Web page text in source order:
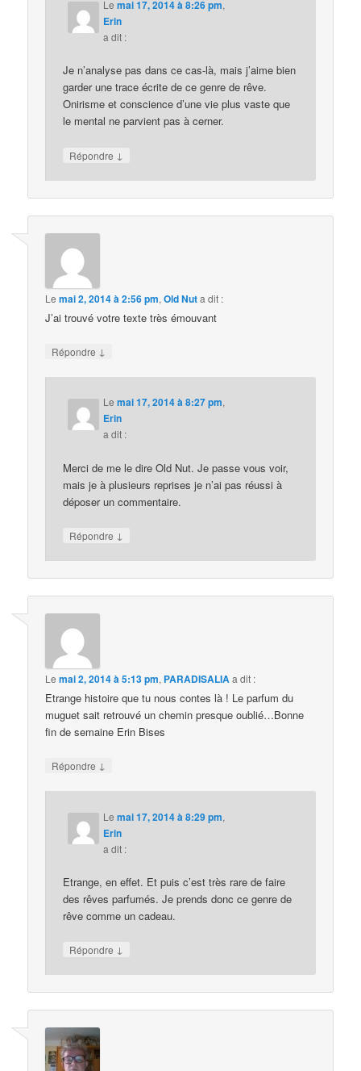
Lemai 17, 2014 à 8:26 pm,
Erin
a dit :
Je n’analyse pas dans ce cas-là, mais j’aime bien
garder une trace écrite de ce genre de rêve.
Onirisme et conscience d’une vie plus vaste que
le mental ne parvient pas à cerner.
Répondre ↓
Lemai 2, 2014 à 2:56 pm,Old Nuta dit :
J’ai trouvé votre texte très émouvant
Répondre ↓
Lemai 17, 2014 à 8:27 pm,
Erin
a dit :
Merci de me le dire Old Nut. Je passe vous voir,
mais je à plusieurs reprises je n’ai pas réussi à
déposer un commentaire.
Répondre ↓
Lemai 2, 2014 à 5:13 pm, PARADISALIAa dit :
Etrange histoire que tu nous contes là ! Le parfum du
muguet sait retrouvé un chemin presque oublié…Bonne
fin de semaine Erin Bises
Répondre ↓
Lemai 17, 2014 à 8:29 pm,
Erin
a dit :
Etrange, en effet. Et puis c’est très rare de faire
des rêves parfumés. Je prends donc ce genre de
rêve comme un cadeau.
Répondre ↓